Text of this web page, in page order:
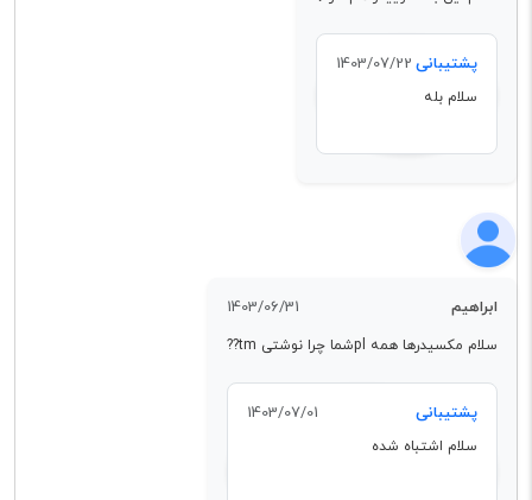
پشتیبانی 1403/07/22
سلام بله
ابراهیم 1403/06/31
سلام مکسیدرها همه plشما چرا نوشتی tm??
پشتیبانی 1403/07/01
سلام اشتباه شده